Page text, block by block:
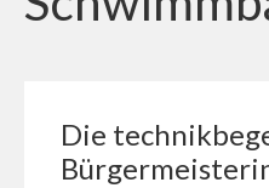
Die